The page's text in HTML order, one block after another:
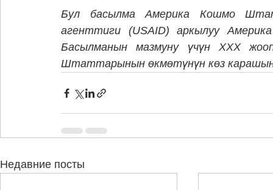
Бул басылма Америка Кошмо
агенттиги (USAID) аркылуу
Басылманын мазмуну үчүн XXX
Штаттарынын өкмөтүнүн көз карашын
Недавние посты